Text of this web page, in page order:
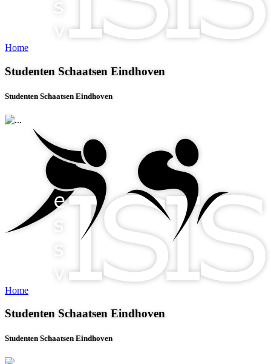
Home
Studenten Schaatsen Eindhoven
Studenten Schaatsen Eindhoven
Home
Studenten Schaatsen Eindhoven
Studenten Schaatsen Eindhoven